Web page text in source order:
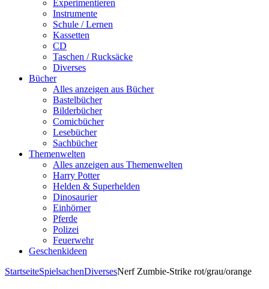
Experimentieren
Instrumente
Schule / Lernen
Kassetten
CD
Taschen / Rucksäcke
Diverses
Bücher
Alles anzeigen aus Bücher
Bastelbücher
Bilderbücher
Comicbücher
Lesebücher
Sachbücher
Themenwelten
Alles anzeigen aus Themenwelten
Harry Potter
Helden & Superhelden
Dinosaurier
Einhörner
Pferde
Polizei
Feuerwehr
Geschenkideen
StartseiteSpielsachenDiversesNerf Zumbie-Strike rot/grau/orange